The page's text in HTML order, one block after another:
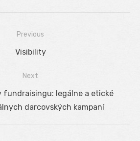
Previous
Previous
Visibility
Next
fundraisingu: legálne a etické
darcovských kampaní